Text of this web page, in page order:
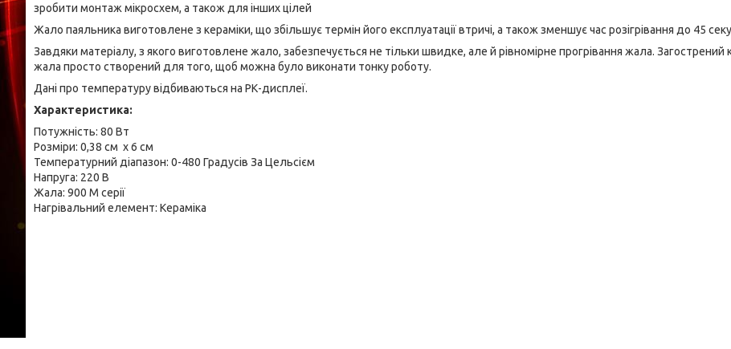
зробити монтаж мікросхем, а також для інших цілей
Жало паяльника виготовлене з кераміки, що збільшує термін його експлуатації втричі, а також зменшує час розігрівання до 45
Завдяки матеріалу, з якого виготовлене жало, забезпечується не тільки швидке, але й рівномірне прогрівання жала. Загострений
жала просто створений для того, щоб можна було виконати тонку роботу.
Дані про температуру відбиваються на РК-дисплеї.
Характеристика:
Потужність: 80 Вт
Розміри: 0,38 см х 6 см
Температурний діапазон: 0-480 Градусів За Цельсієм
Напруга: 220 В
Жала: 900 М серії
Нагрівальний елемент: Кераміка